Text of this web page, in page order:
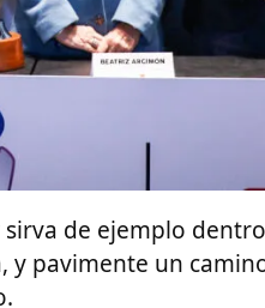
de ejemplo
pavimente un